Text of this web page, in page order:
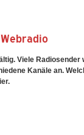
Viele Radiosender
Kanäle an.